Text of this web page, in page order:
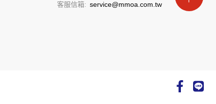
客服信箱 service@mmoa.com.tw